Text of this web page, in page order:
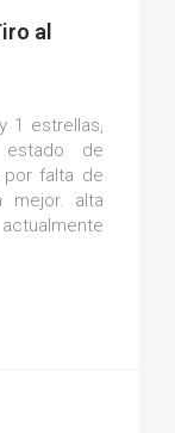
al
1 estrellas,
de
falta de
mejor. alta